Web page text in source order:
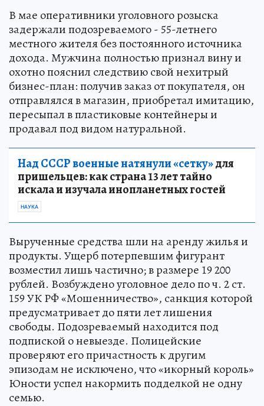
В мае оперативники уголовного розыска
задержали подозреваемого - 55-летнего
местного жителя без постоянного источника
дохода. Мужчина полностью признал вину и
охотно пояснил следствию свой нехитрый
бизнес-план: получив заказ от покупателя, он
отправлялся в магазин, приобретал имитацию,
пересыпал в пластиковые контейнеры и
продавал под видом натуральной.
Над СССР военные натянули «сетку»для
пришельцев: как страна 13 лет тайно
искала и изучала инопланетных гостей
НАУКА
Вырученные средства шли на аренду жилья и
продукты. Ущерб потерпевшим фигурант
возместил лишь частично; в размере 19 200
рублей. Возбуждено уголовное дело по ч. 2 ст.
159 УК РФ «Мошенничество», санкция которой
предусматривает до пяти лет лишения
свободы. Подозреваемый находится под
подпиской о невыезде. Полицейские
проверяют его причастность к другим
эпизодам не исключено, что «икорный король»
Юности успел накормить подделкой не одну
семью.